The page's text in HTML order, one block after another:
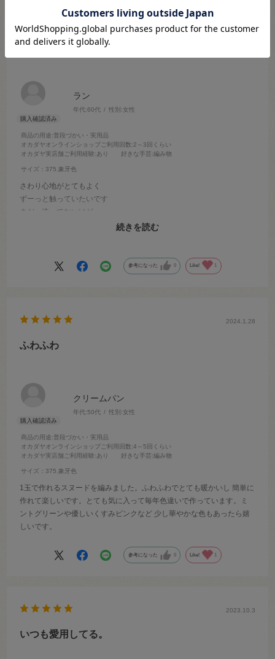
ラン
年代:60代 性別:女性
商品の用途:普段づかい・実用品
オカダヤオンラインショップご利用回数:2～3回くらい
オカダヤ実店舗ご利用経験:あり 好きな手芸:編み物
サイズ：375.象牙色
触感最高
さわり心地がとてもよく
ずーっと触っていたいです
まだ、洗ってないけど
続きを読む
参考になった 0 Like! 1
クリームパン
年代:50代 性別:女性
商品の用途:普段づかい・実用品
オカダヤオンラインショップご利用回数:4～5回くらい
オカダヤ実店舗ご利用経験:あり 好きな手芸:編み物
サイズ：375.象牙色
2024.1.28
ふわふわ
1玉で作れるスヌードを編みました。ふわふわでとても暖かいし 簡単に
作れて楽しいです。とても気に入って毎年色違いで作っています。ミ
ントグリーンや優しいくすみピンクなど 少し華やかな色もあったら嬉
しいです。
参考になった 0 Like! 1
2023.10.3
いつも愛用してる。